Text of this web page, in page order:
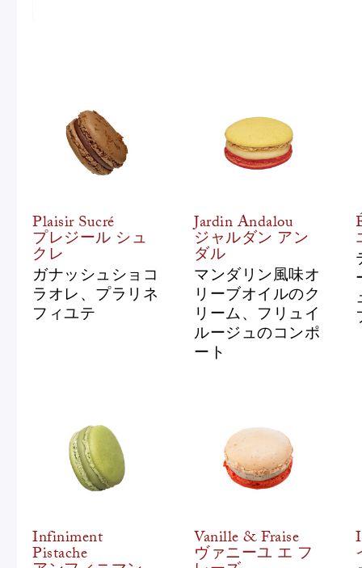
Plaisir Sucré
プレジール シュ
クレ
ガナッシュショコ
ラオレ、プラリネ
フィユテ
Jardin Andalou
ジャルダン アン
ダル
マンダリン風味オ
リーブオイルのク
リーム、フリュイ
ルージュのコンポ
ート
Infiniment
Pistache
Vanille & Fraise
ヴァニーユ エ フ